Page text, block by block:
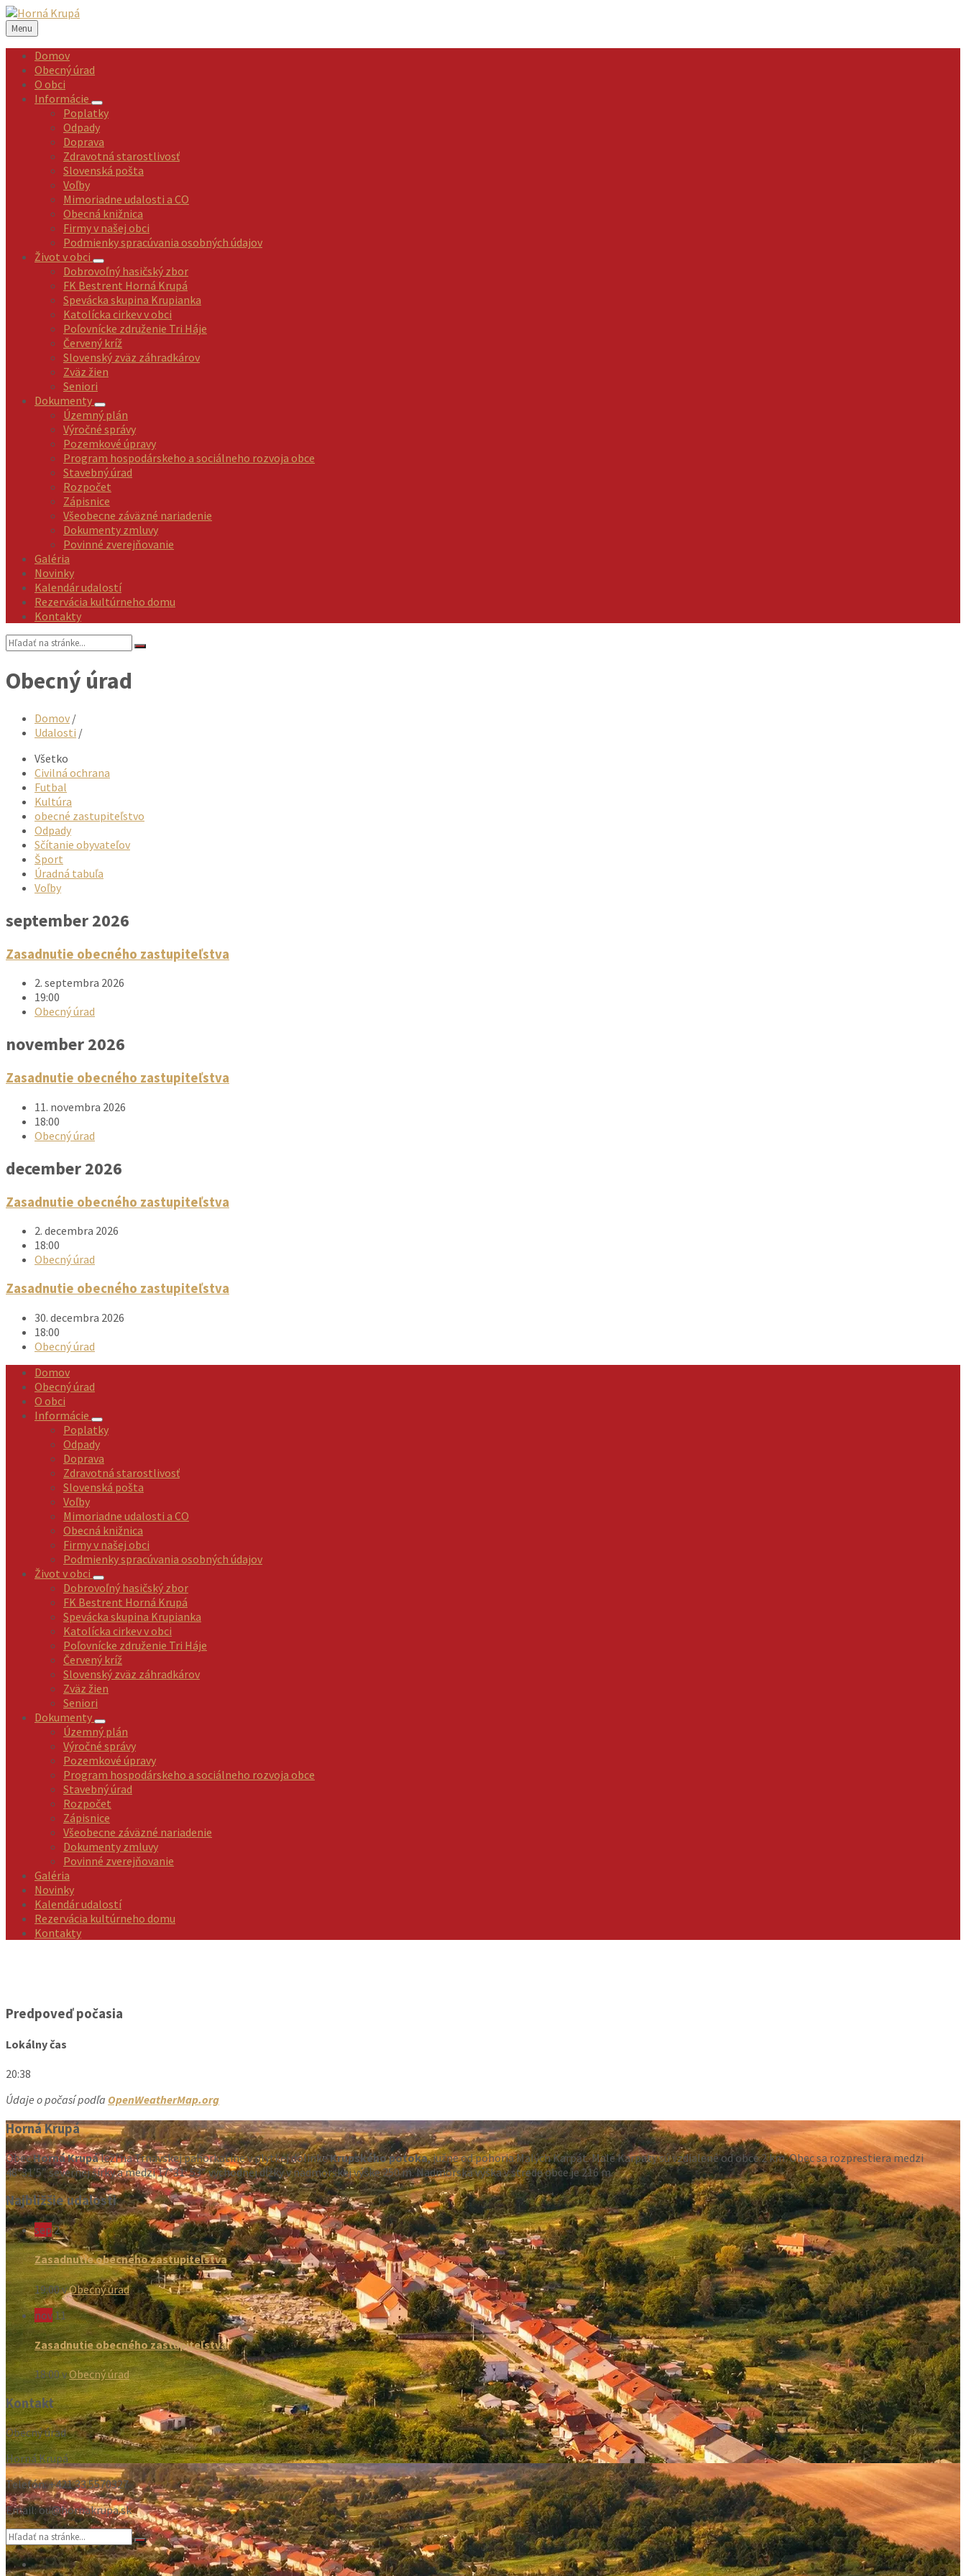
Preskočiť
na
obsah
Preskočiť
na
ľavý
panel
Preskočiť
na
pravý
panel
Preskočiť
na
pätičku
Menu
Domov
Obecný úrad
O obci
Informácie
Poplatky
Odpady
Doprava
Zdravotná starostlivosť
Slovenská pošta
Voľby
Mimoriadne udalosti a CO
Obecná knižnica
Firmy v našej obci
Podmienky spracúvania osobných údajov
Život v obci
Dobrovoľný hasičský zbor
FK Bestrent Horná Krupá
Spevácka skupina Krupianka
Katolícka cirkev v obci
Poľovnícke združenie Tri Háje
Červený kríž
Slovenský zväz záhradkárov
Zväz žien
Seniori
Dokumenty
Územný plán
Výročné správy
Pozemkové úpravy
Program hospodárskeho a sociálneho rozvoja obce
Stavebný úrad
Rozpočet
Zápisnice
Všeobecne záväzné nariadenie
Dokumenty zmluvy
Povinné zverejňovanie
Galéria
Novinky
Kalendár udalostí
Rezervácia kultúrneho domu
Kontakty
Vyhľadávanie:
Obecný úrad
Domov /
Udalosti /
Všetko
Civilná ochrana
Futbal
Kultúra
obecné zastupiteľstvo
Odpady
Sčítanie obyvateľov
Šport
Úradná tabuľa
Voľby
september 2026
obecne_zastupitelstvo
Zasadnutie obecného zastupiteľstva
2. septembra 2026
19:00
Obecný úrad
november 2026
obecne_zastupitelstvo
Zasadnutie obecného zastupiteľstva
11. novembra 2026
18:00
Obecný úrad
december 2026
obecne_zastupitelstvo
Zasadnutie obecného zastupiteľstva
2. decembra 2026
18:00
Obecný úrad
obecne_zastupitelstvo
Zasadnutie obecného zastupiteľstva
30. decembra 2026
18:00
Obecný úrad
Domov
Obecný úrad
O obci
Informácie
Poplatky
Odpady
Doprava
Zdravotná starostlivosť
Slovenská pošta
Voľby
Mimoriadne udalosti a CO
Obecná knižnica
Firmy v našej obci
Podmienky spracúvania osobných údajov
Život v obci
Dobrovoľný hasičský zbor
FK Bestrent Horná Krupá
Spevácka skupina Krupianka
Katolícka cirkev v obci
Poľovnícke združenie Tri Háje
Červený kríž
Slovenský zväz záhradkárov
Zväz žien
Seniori
Dokumenty
Územný plán
Výročné správy
Pozemkové úpravy
Program hospodárskeho a sociálneho rozvoja obce
Stavebný úrad
Rozpočet
Zápisnice
Všeobecne záväzné nariadenie
Dokumenty zmluvy
Povinné zverejňovanie
Galéria
Novinky
Kalendár udalostí
Rezervácia kultúrneho domu
Kontakty
Predpoveď počasia
Lokálny čas
20:38
Údaje o počasí podľa OpenWeatherMap.org
Horná Krupá
ObecHorná Krupáleží na Trnavskej pahorkatine v plytkej dolinkeKrupského potoka, južne od pohoria Malých Karpát. Malé Karpaty sú vzdialené od obce 2 km. Obec sa rozprestiera medzi
48°31’5” severnej šírky a medzi 17°31′ 53” východnej dĺžky v nadmorskej výške 250 m. Nadmorská výška v strede obce je 216 m.
Najbližšie udalosti
sep 2
Zasadnutie obecného zastupiteľstva
19:00vObecný úrad
nov 11
Zasadnutie obecného zastupiteľstva
18:00vObecný úrad
Kontakt
Obecný úrad
Horná Krupá
Telefón: +421 33 5570327
Email: ou@hornakrupa.sk
Vyhľadávanie:
Email